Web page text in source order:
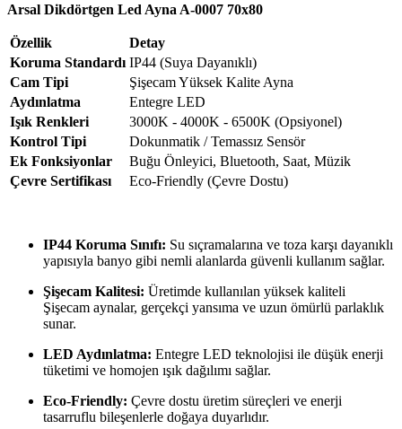
Arsal Dikdörtgen Led Ayna A-0007 70x80
Özellik
Detay
Koruma Standardı IP44 (Suya Dayanıklı)
Cam Tipi
Şişecam Yüksek Kalite Ayna
Aydınlatma
Entegre LED
Işık Renkleri
3000K - 4000K - 6500K (Opsiyonel)
Kontrol Tipi
Dokunmatik / Temassız Sensör
Ek Fonksiyonlar
Buğu Önleyici, Bluetooth, Saat, Müzik
Çevre Sertifikası
Eco-Friendly (Çevre Dostu)
IP44 Koruma Sınıfı: Su sıçramalarına ve toza karşı dayanıklı
yapısıyla banyo gibi nemli alanlarda güvenli kullanım sağlar.
Şişecam Kalitesi: Üretimde kullanılan yüksek kaliteli
Şişecam aynalar, gerçekçi yansıma ve uzun ömürlü parlaklık
sunar.
LED Aydınlatma: Entegre LED teknolojisi ile düşük enerji
tüketimi ve homojen ışık dağılımı sağlar.
Eco-Friendly: Çevre dostu üretim süreçleri ve enerji
tasarruflu bileşenlerle doğaya duyarlıdır.